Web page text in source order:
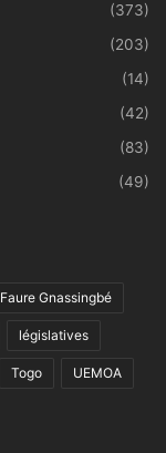
(373)
(203)
(14)
(42)
(83)
(49)
Faure Gnassingbé
législatives
Togo UEMOA